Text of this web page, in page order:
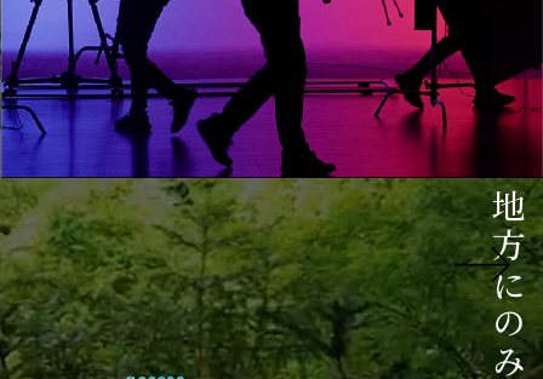
相談からのスタートでも構いません。
未来に向けて顕在化しましょう。
ご相談はこちら